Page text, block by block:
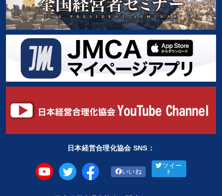
日本経営合理化協会 SNS：
いいね
ツイー
ト